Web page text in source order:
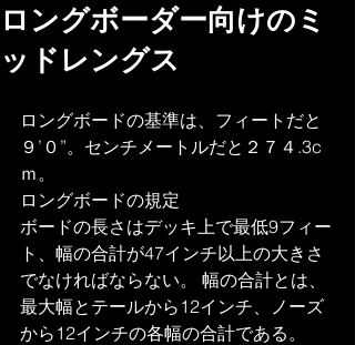
ロングボーダー向けのミ
ッドレングス
ロングボードの基準は、フィートだと
９’０”。センチメートルだと２７４.3c
ｍ。
ロングボードの規定
ボードの長さはデッキ上で最低9フィー
ト、幅の合計が47インチ以上の大きさ
でなければならない。 幅の合計とは、
最大幅とテールから12インチ、ノーズ
から12インチの各幅の合計である。